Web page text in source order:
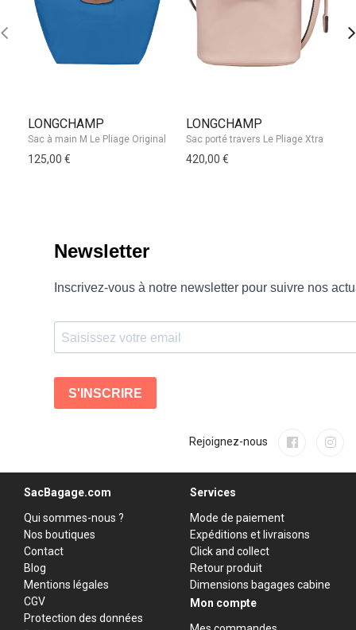
LONGCHAMP
125,00 €
LONGCHAMP
420,00 €
Rejoignez-nous
SacBagage.com
Qui sommes-nous ?
Nos boutiques
Contact
Blog
Mentions légales
CGV
Protection des données
Services
Mode de paiement
Expéditions et livraisons
Click and collect
Retour produit
Dimensions bagages cabine
Mon compte